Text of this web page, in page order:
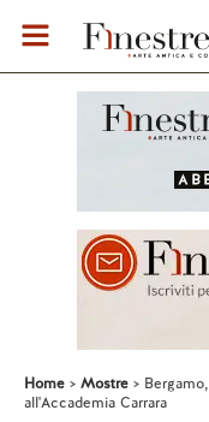
Home Mostre
all'Accademia Carrara